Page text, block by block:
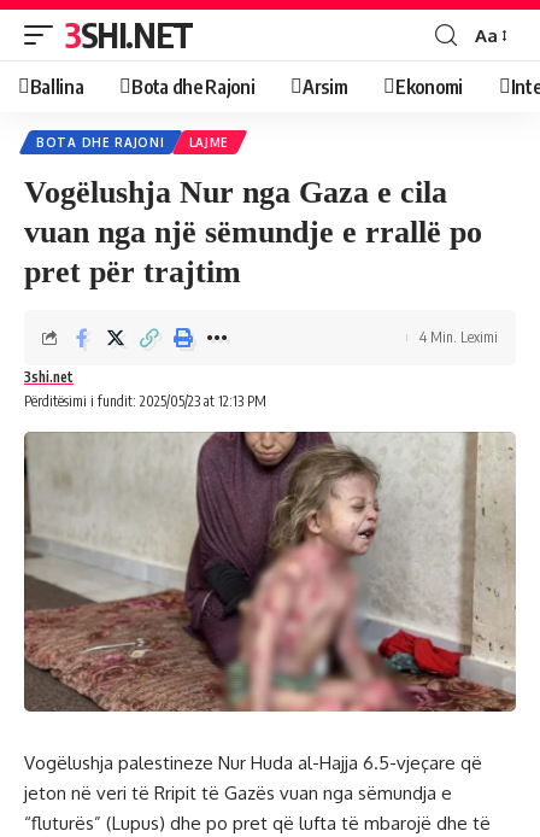
3SHI.NET Aa
Ballina Bota dhe Rajoni Arsim Ekonomi
BOTA DHE RAJONI LAJME
Vogëlushja Nur nga Gaza e cila
vuan nga një sëmundje e rrallë po
pret për trajtim
Përditësimi i fundit: 2025/05/23 at 12:13 PM
3shi.net
4 Min. Leximi
Vogëlushja palestineze Nur Huda al-Hajja 6.5-vjeçare që
jeton në veri të Rripit të Gazës vuan nga sëmundja e
“fluturës” (Lupus) dhe po pret që lufta të mbarojë dhe të